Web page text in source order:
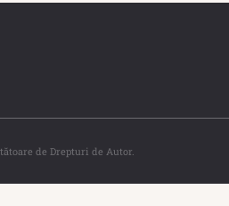
de Drepturi de Autor.